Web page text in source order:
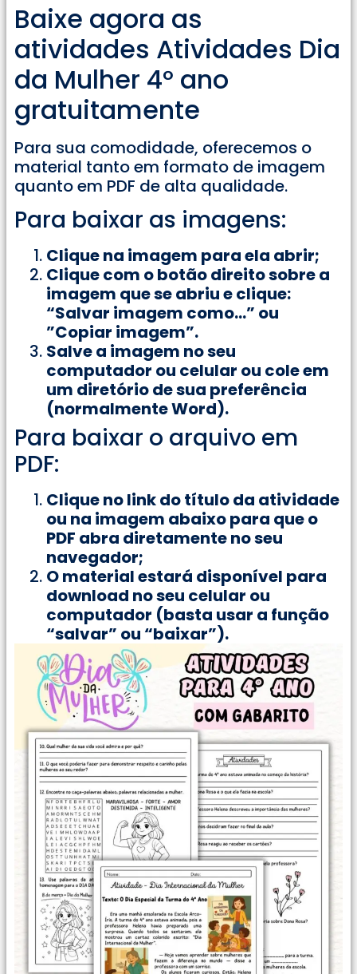
Baixe agora as
atividades Atividades Dia
da Mulher 4° ano
gratuitamente
Para sua comodidade, oferecemos o
material tanto em formato de imagem
quanto em PDF de alta qualidade.
Para baixar as imagens:
Clique na imagem para ela abrir;
Clique com o botão direito sobre a
imagem que se abriu e clique:
“Salvar imagem como…” ou
”Copiar imagem”.
Salve a imagem no seu
computador ou celular ou cole em
um diretório de sua preferência
(normalmente Word).
Para baixar o arquivo em
PDF:
Clique no link do título da atividade
ou na imagem abaixo para que o
PDF abra diretamente no seu
navegador;
O material estará disponível para
download no seu celular ou
computador (basta usar a função
“salvar” ou “baixar”).